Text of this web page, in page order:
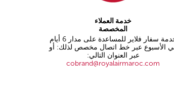
خدمة العملاء
المخصصة
خدمة سفار فلاير للمساعدة على مدار 6 أيام
الأسبوع عبر خط اتصال مخصص لذلك: أو
عبر العنوان التالي:
cobrand@royalairmaroc.com